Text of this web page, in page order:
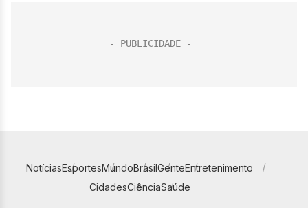
NotíciasEsportesMundoBrasilGenteEntretenimento
CidadesCiênciaSaúde